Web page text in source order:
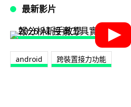
最新影片
android 跨裝置接力功能